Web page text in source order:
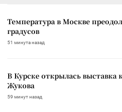
Температура в Москве
градусов
51 минута назад
В Курске открылась выставка
Жукова
59 минут назад